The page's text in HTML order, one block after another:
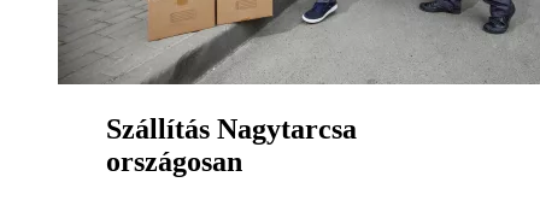
Szállítás Nagytarcsa
országosan